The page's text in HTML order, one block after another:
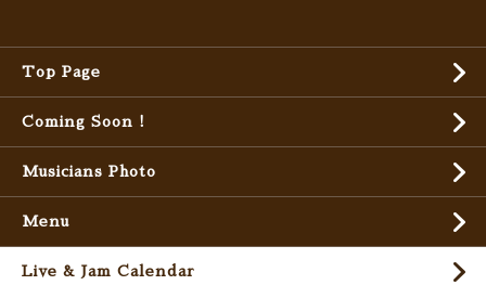
Top Page
Coming Soon !
Musicians Photo
Menu
Live & Jam Calendar